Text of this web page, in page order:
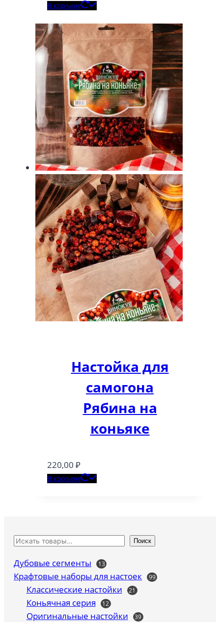
В корзину
Настойка для
самогона
Рябина на
коньяке
220,00 ₽
В корзину
Поиск
Дубовые сегменты 1313
Крафтовые наборы для настоек 9999
Классические настойки 2121
Коньячная серия 1212
товаров
Оригинальные настойки 3939